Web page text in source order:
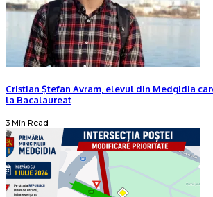
Cristian Ștefan Avram, elevul din Medgidia
la Bacalaureat
3 Min Read